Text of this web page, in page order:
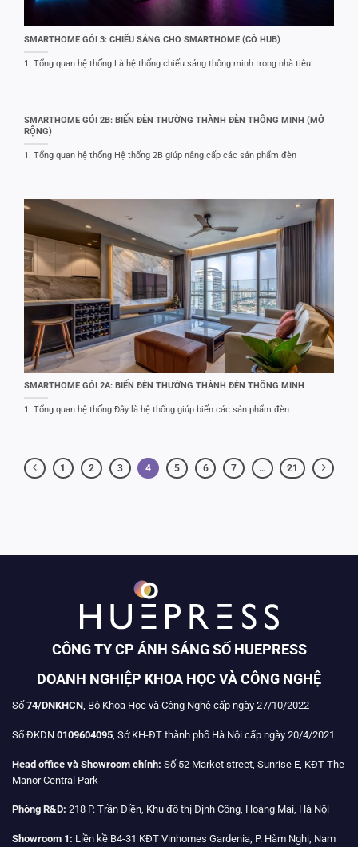
SMARTHOME GÓI 3: CHIẾU SÁNG CHO SMARTHOME (CÓ HUB)
1. Tổng quan hệ thống Là hệ thống chiếu sáng thông minh trong nhà tiêu
SMARTHOME GÓI 2B: BIẾN ĐÈN THƯỜNG THÀNH ĐÈN THÔNG MINH (MỞ
RỘNG)
1. Tổng quan hệ thống Hệ thống 2B giúp nâng cấp các sản phẩm đèn
SMARTHOME GÓI 2A: BIẾN ĐÈN THƯỜNG THÀNH ĐÈN THÔNG MINH
1. Tổng quan hệ thống Đây là hệ thống giúp biến các sản phẩm đèn
1 2 3 4 5 6 7 … 21
CÔNG TY CP ÁNH SÁNG SỐ HUEPRESS
DOANH NGHIỆP KHOA HỌC VÀ CÔNG NGHỆ
Số 74/DNKHCN, Bộ Khoa Học và Công Nghệ cấp ngày 27/10/2022
Số ĐKDN 0109604095 , Sở KH-ĐT thành phố Hà Nội cấp ngày 20/4/2021
Head office và Showroom chính: Số 52 Market street, Sunrise E, KĐT The
Manor Central Park
Phòng R&D: 218 P. Trần Điền, Khu đô thị Định Công, Hoàng Mai, Hà Nội
Showroom 1: Liền kề B4-31 KĐT Vinhomes Gardenia, P. Hàm Nghi, Nam